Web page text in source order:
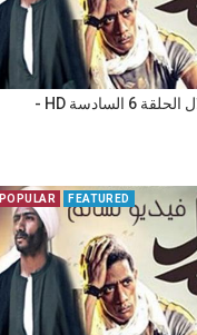
مسلسل ابن حلال الحلقة 6 السادسة HD -
POPULAR FEATURED